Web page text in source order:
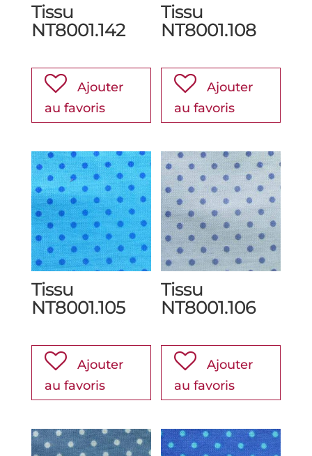
Tissu
NT8001.142
Ajouter
au favoris
Tissu
NT8001.108
Ajouter
au favoris
Tissu
NT8001.105
Ajouter
au favoris
Tissu
NT8001.106
Ajouter
au favoris